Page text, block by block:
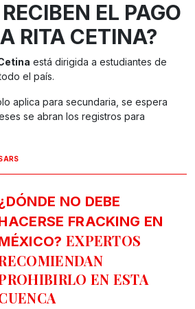
EL PAGO
RITA CETINA?
está dirigida a estudiantes de
el país.
aplica para secundaria, se espera
se abran los registros para
NO DEBE
FRACKING EN
EXPERTOS
EN ESTA